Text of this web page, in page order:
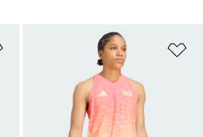
Ajouter à la Liste de produits